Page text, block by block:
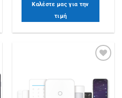
Καλέστε μας για την
τιμή
λίστα
επιθυμιών